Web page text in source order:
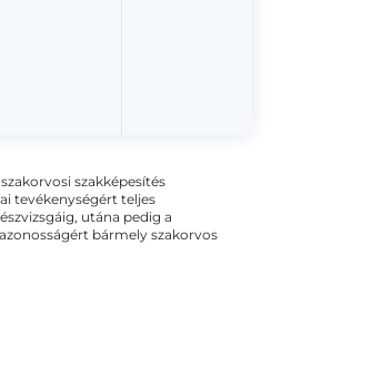
szakképesítés
tevékenységért teljes
utána pedig a
bármely szakorvos